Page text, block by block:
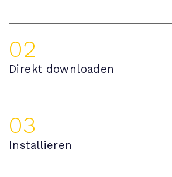
02
Direkt downloaden
03
Installieren